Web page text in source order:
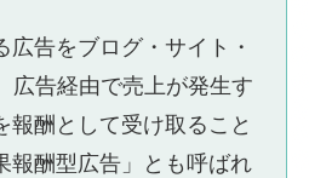
広告をブログ・サイト・
広告経由で売上が発生す
報酬として受け取ること
報酬型広告」とも呼ばれ